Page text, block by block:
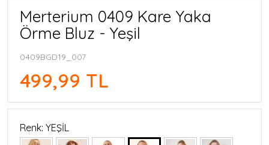
Merterium 0409 Kare Yaka
Örme Bluz - Yeşil
0409BGD19_007
499,99 TL
Renk: YEŞİL